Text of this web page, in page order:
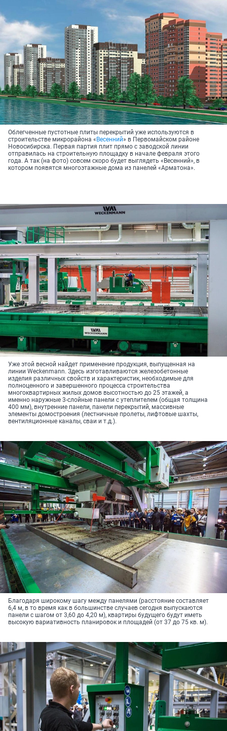
Облегченные пустотные плиты перекрытий уже используются в
строительстве микрорайона « Весенний» в Первомайском районе
Новосибирска. Первая партия плит прямо с заводской линии
отправилась на строительную площадку в начале февраля этого
года. А так (на фото) совсем скоро будет выглядеть «Весенний», в
котором появятся многоэтажные дома из панелей «Арматона».
Уже этой весной найдет применение продукция, выпущенная на
линии Weckenmann. Здесь изготавливаются железобетонные
изделия различных свойств и характеристик, необходимые для
полноценного и завершенного процесса строительства
многоквартирных жилых домов высотностью до 25 этажей, а
именно наружные 3-слойные панели с утеплителем (общая толщина
400 мм), внутренние панели, панели перекрытий, массивные
элементы домостроения (лестничные пролеты, лифтовые шахты,
вентиляционные каналы, сваи и т.д.).
Благодаря широкому шагу между панелями (расстояние составляет
6,4 м, в то время как в большинстве случаев сегодня выпускаются
панели с шагом от 3,60 до 4,20 м), квартиры будущего будут иметь
высокую вариативность планировок и площадей (от 37 до 75 кв. м).